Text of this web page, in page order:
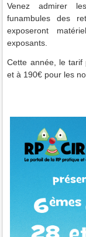
Venez admirer
funambules des
exposeront
exposants.
Cette année, le tarif
et à 190€ pour les